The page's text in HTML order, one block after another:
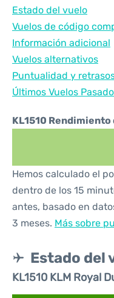
Estado del vuelo
Vuelos de código
Información adicional
Vuelos alternativos
Puntualidad y
Últimos Vuelos
KL1510
Hemos calculado el
dentro de los 15
antes, basado en
3 meses. Más sobre
Estado del
KL1510 KLM Royal